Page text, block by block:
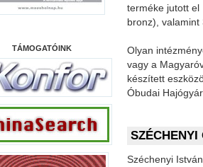
TÁMOGATÓINK
terméke jutott el
bronz),
Olyan
vagy a
készített
Óbudai
SZÉCHENYI
Széchenyi